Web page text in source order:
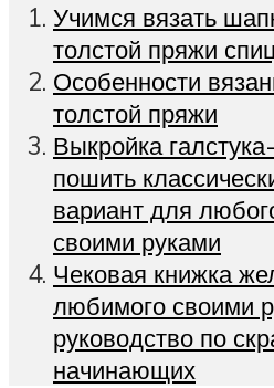
Учимся вязать
толстой пряжи
Особенности
толстой пряжи
Выкройка
пошить
вариант для
своими руками
Чековая книжка
любимого своими
руководство по
начинающих